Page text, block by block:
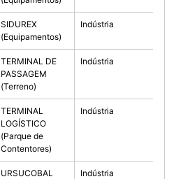
SIDUREX
(Equipamentos)
Indústria
TERMINAL DE
PASSAGEM
(Terreno)
Indústria
TERMINAL
LOGÍSTICO
(Parque de
Contentores)
Indústria
URSUCOBAL
Indústria